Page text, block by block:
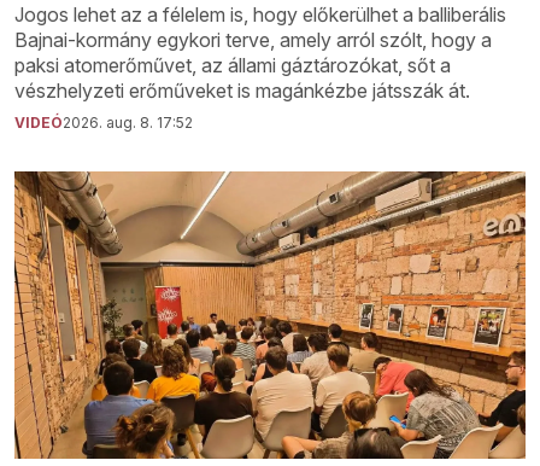
Jogos lehet az a félelem is, hogy előkerülhet a balliberális
Bajnai-kormány egykori terve, amely arról szólt, hogy a
paksi atomerőművet, az állami gáztározókat, sőt a
vészhelyzeti erőműveket is magánkézbe játsszák át.
VIDEÓ2026. aug. 8. 17:52